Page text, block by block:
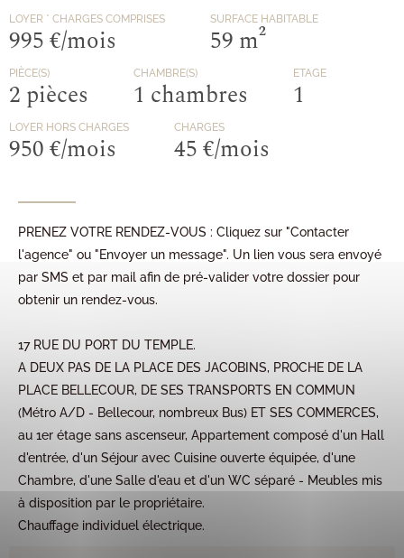
LOYER * CHARGES COMPRISES
995 €/mois
SURFACE HABITABLE
59 m²
PIÈCE(S)
2 pièces
CHAMBRE(S)
1 chambres
ETAGE
1
LOYER HORS CHARGES
950 €/mois
CHARGES
45 €/mois
PRENEZ VOTRE RENDEZ-VOUS : Cliquez sur "Contacter
l'agence" ou "Envoyer un message". Un lien vous sera envoyé
par SMS et par mail afin de pré-valider votre dossier pour
obtenir un rendez-vous.
17 RUE DU PORT DU TEMPLE.
A DEUX PAS DE LA PLACE DES JACOBINS, PROCHE DE LA
PLACE BELLECOUR, DE SES TRANSPORTS EN COMMUN
(Métro A/D - Bellecour, nombreux Bus) ET SES COMMERCES,
au 1er étage sans ascenseur, Appartement composé d'un Hall
d'entrée, d'un Séjour avec Cuisine ouverte équipée, d'une
Chambre, d'une Salle d'eau et d'un WC séparé - Meubles mis
à disposition par le propriétaire.
Chauffage individuel électrique.